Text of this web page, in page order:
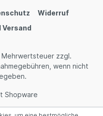
Widerruf
Versand
zzgl.
wenn nicht
Shopware